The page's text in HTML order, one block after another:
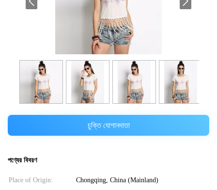
চুক্তি যোগানদাতা
পণ্যের বিবরণ
Place of Origin: Chongqing, China (Mainland)